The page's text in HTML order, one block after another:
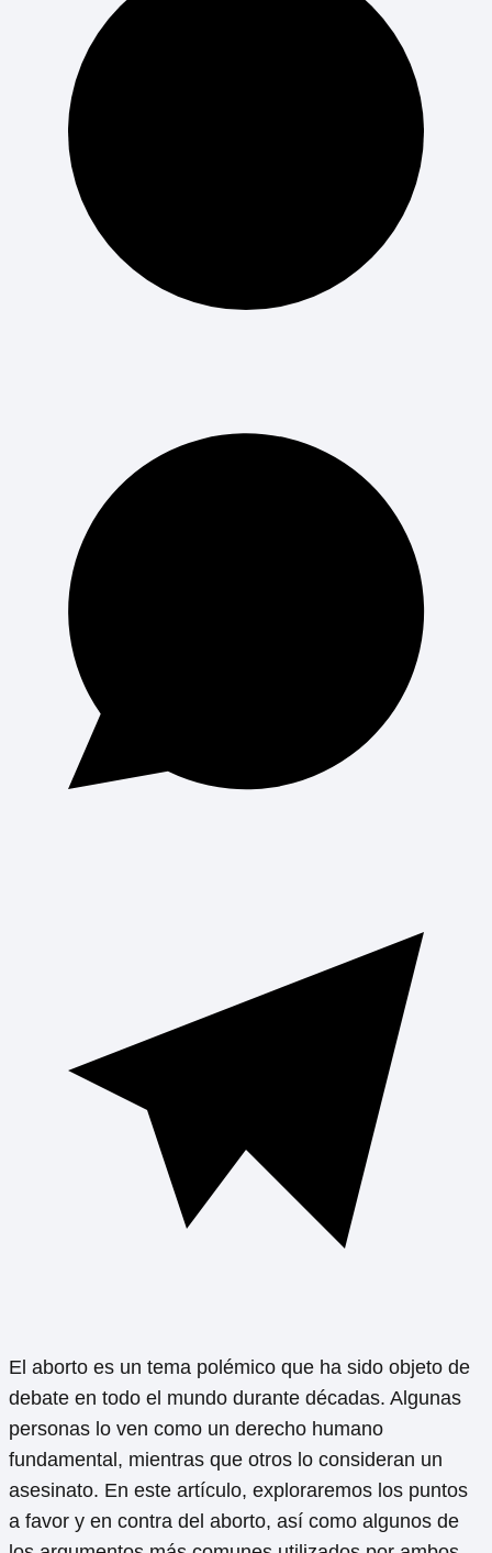
El aborto es un tema polémico que ha sido objeto de
debate en todo el mundo durante décadas. Algunas
personas lo ven como un derecho humano
fundamental, mientras que otros lo consideran un
asesinato. En este artículo, exploraremos los puntos
a favor y en contra del aborto, así como algunos de